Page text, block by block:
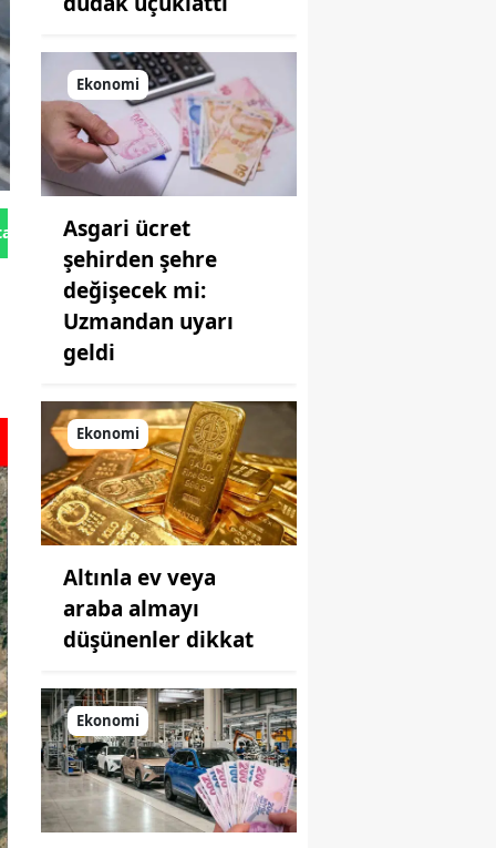
Gönder
Ekonomi
Asgari ücret
şehirden şehre
değişecek mi:
Uzmandan uyarı
geldi
Ekonomi
Altınla ev veya
araba almayı
düşünenler dikkat
Ekonomi